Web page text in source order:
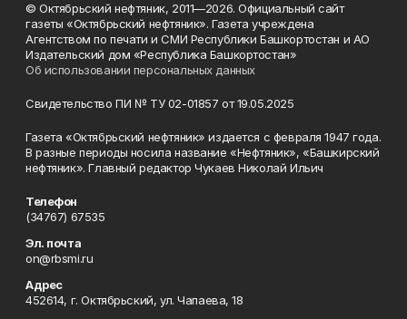
© Октябрьский нефтяник, 2011—2026. Официальный сайт
газеты «Октябрьский нефтяник». Газета учреждена
Агентством по печати и СМИ Республики Башкортостан и АО
Издательский дом «Республика Башкортостан»
Об использовании персональных данных
Свидетельство ПИ № ТУ 02-01857 от 19.05.2025
Газета «Октябрьский нефтяник» издается с февраля 1947 года.
В разные периоды носила название «Нефтяник», «Башкирский
нефтяник». Главный редактор Чукаев Николай Ильич
Телефон
(34767) 67535
Эл. почта
on@rbsmi.ru
Адрес
452614, г. Октябрьский, ул. Чапаева, 18